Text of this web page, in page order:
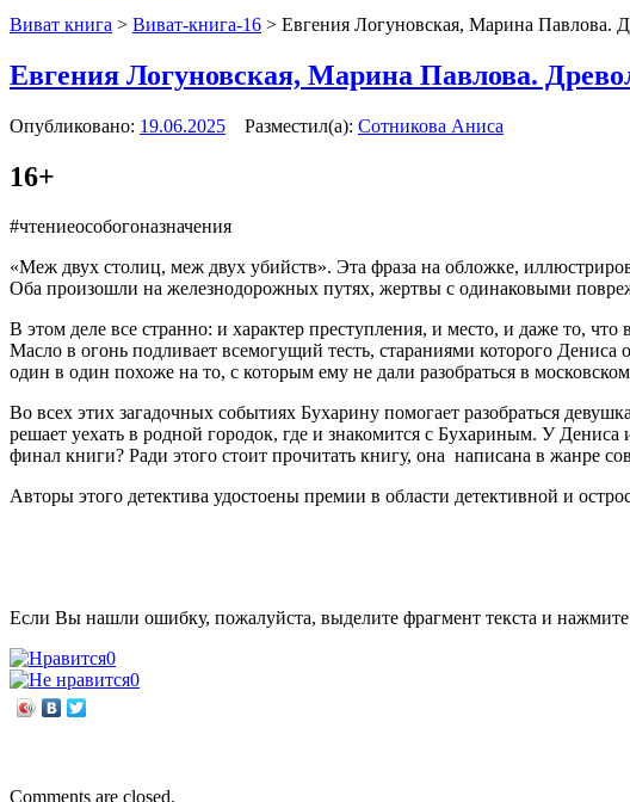
Виват книга > Виват-книга-16 > Евгения Логуновская, Марина Павлова.
Евгения Логуновская, Марина Павлова.
Опубликовано: 19.06.2025 Разместил(а): Сотникова Аниса
16+
#чтениеособогоназначения
«Меж двух столиц, меж двух убийств». Эта фраза на обложке,
Оба произошли на железнодорожных путях, жертвы с одинаковыми
В этом деле все странно: и характер преступления, и место, и даже то,
Масло в огонь подливает всемогущий тесть, стараниями которого
один в один похоже на то, с которым ему не дали разобраться в
Во всех этих загадочных событиях Бухарину помогает разобраться
решает уехать в родной городок, где и знакомится с Бухариным. У
финал книги? Ради этого стоит прочитать книгу, она написана в жанре
Авторы этого детектива удостоены премии в области детективной и
Если Вы нашли ошибку, пожалуйста, выделите фрагмент текста и нажмите
0
0
Comments are closed.